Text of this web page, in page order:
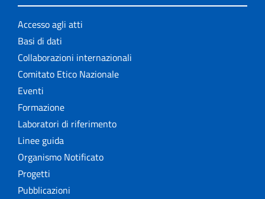
Accesso agli atti
Basi di dati
Collaborazioni internazionali
Comitato Etico Nazionale
Eventi
Formazione
Laboratori di riferimento
Linee guida
Organismo Notificato
Progetti
Pubblicazioni